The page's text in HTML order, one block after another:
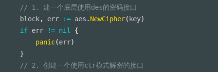
// 1. 建一个底层使用des的密码接口
    block
, err := aes . NewCipher(key)
if err != nil
{
panic(err)
}
// 2. 创建一个使用ctr模式解密的接口